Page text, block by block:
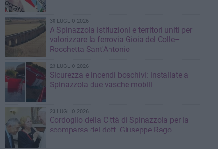
30 LUGLIO 2026
A Spinazzola istituzioni e territori uniti per
valorizzare la ferrovia Gioia del Colle–
Rocchetta Sant'Antonio
23 LUGLIO 2026
Sicurezza e incendi boschivi: installate a
Spinazzola due vasche mobili
23 LUGLIO 2026
Cordoglio della Città di Spinazzola per la
scomparsa del dott. Giuseppe Rago